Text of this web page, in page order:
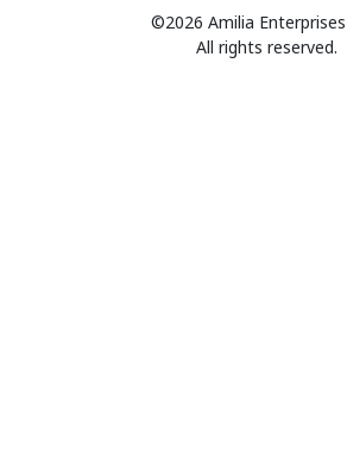
©2026 Amilia
All rights reserved.